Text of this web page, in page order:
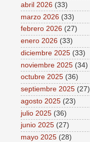
abril 2026 (33)
marzo 2026 (33)
febrero 2026 (27)
enero 2026 (33)
diciembre 2025 (33)
noviembre 2025 (34)
octubre 2025 (36)
septiembre 2025 (27)
agosto 2025 (23)
julio 2025 (36)
junio 2025 (27)
mayo 2025 (28)